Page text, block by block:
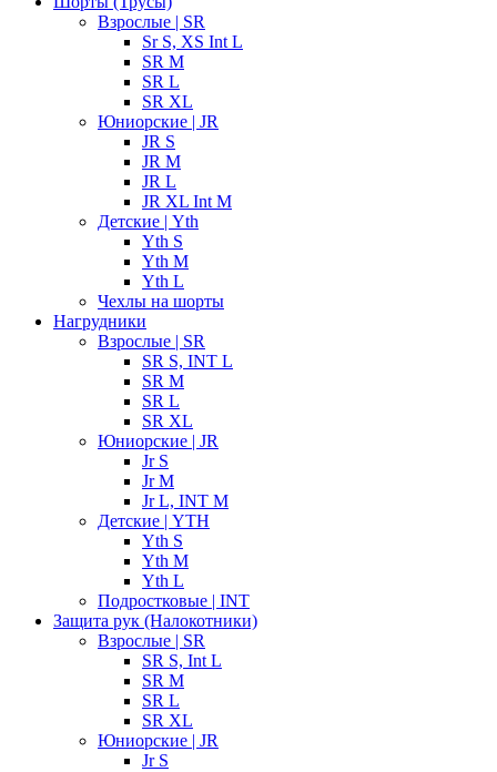
Взрослые | SR
Sr S, XS Int L
SR M
SR L
SR XL
Юниорские | JR
JR S
JR M
JR L
JR XL Int M
Детские | Yth
Yth S
Yth M
Yth L
Чехлы на шорты
Нагрудники
Взрослые | SR
SR S, INT L
SR M
SR L
SR XL
Юниорские | JR
Jr S
Jr M
Jr L, INT M
Детские | YTH
Yth S
Yth M
Yth L
Подростковые | INT
Защита рук (Налокотники)
Взрослые | SR
SR S, Int L
SR M
SR L
SR XL
Юниорские | JR
Jr S